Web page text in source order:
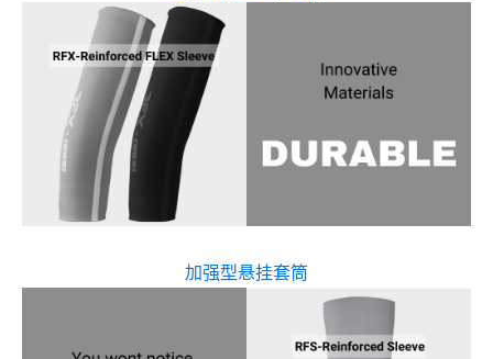
加强型悬挂套筒